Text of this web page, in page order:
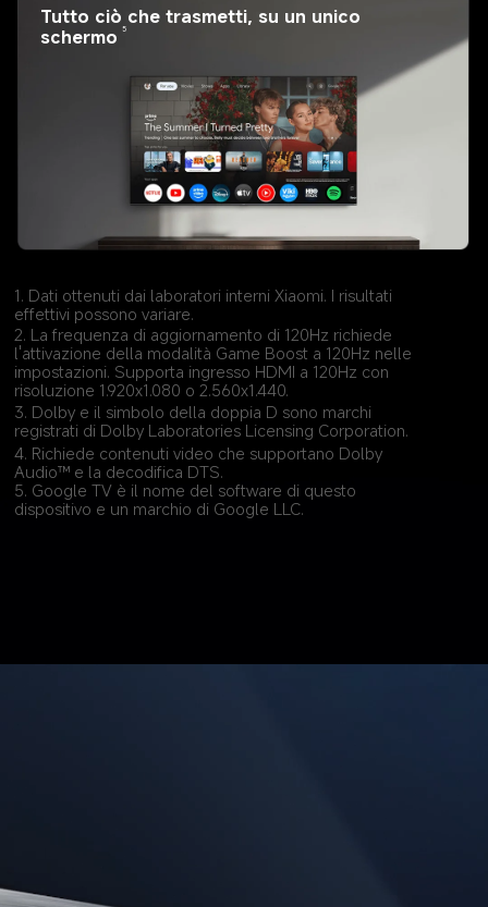
Tutto ciò che trasmetti, su un unico
schermo 5
1. Dati ottenuti dai laboratori interni Xiaomi. I risultati
effettivi possono variare.
2. La frequenza di aggiornamento di 120Hz richiede
l'attivazione della modalità Game Boost a 120Hz nelle
impostazioni. Supporta ingresso HDMI a 120Hz con
risoluzione 1.920x1.080 o 2.560x1.440.
3. Dolby e il simbolo della doppia D sono marchi
registrati di Dolby Laboratories Licensing Corporation.
4. Richiede contenuti video che supportano Dolby
Audio™ e la decodifica DTS.
5. Google TV è il nome del software di questo
dispositivo e un marchio di Google LLC.